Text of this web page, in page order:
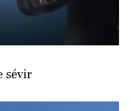
sévir